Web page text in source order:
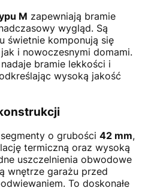
M zapewniają bramie
wygląd. Są
świetnie komponują się
i nowoczesnymi domami.
bramie lekkości i
wysoką jakość
o grubości 42 mm,
termiczną oraz wysoką
uszczelnienia obwodowe
wnętrze garażu przed
To doskonałe